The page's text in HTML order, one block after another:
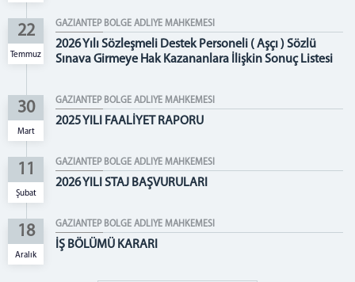
BAŞSAVCILIK
CUMHURİYET BAŞSAVCISI
BİLİRKİŞİLİK BÖLGE KURULU
İLETİŞİM
22
Temmuz
GAZİANTEP BÖLGE ADLİYE MAHKEMESİ
2026 Yılı Sözleşmeli Destek Personeli ( Aşçı ) Sözlü
Sınava Girmeye Hak Kazananlara İlişkin Sonuç Listesi
30
Mart
GAZİANTEP BÖLGE ADLİYE MAHKEMESİ
2025 YILI FAALİYET RAPORU
11
Şubat
GAZİANTEP BÖLGE ADLİYE MAHKEMESİ
2026 YILI STAJ BAŞVURULARI
18
Aralık
GAZİANTEP BÖLGE ADLİYE MAHKEMESİ
İŞ BÖLÜMÜ KARARI